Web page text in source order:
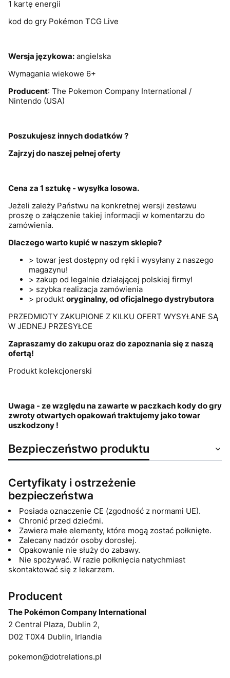
1 kartę energii
kod do gry Pokémon TCG Live
Wersja językowa: angielska
Wymagania wiekowe 6+
Producent: The Pokemon Company International /
Nintendo (USA)
Poszukujesz innych dodatków ?
Zajrzyj do naszej pełnej oferty
Cena za 1 sztukę - wysyłka losowa.
Jeżeli zależy Państwu na konkretnej wersji zestawu
proszę o załączenie takiej informacji w komentarzu do
zamówienia.
Dlaczego warto kupić w naszym sklepie?
> towar jest dostępny od ręki i wysyłany z naszego
magazynu!
> zakup od legalnie działającej polskiej firmy!
> szybka realizacja zamówienia
> produkt oryginalny, od oficjalnego dystrybutora
PRZEDMIOTY ZAKUPIONE Z KILKU OFERT WYSYŁANE SĄ
W JEDNEJ PRZESYŁCE
Zapraszamy do zakupu oraz do zapoznania się z naszą
ofertą!
Produkt kolekcjonerski
Uwaga - ze względu na zawarte w paczkach kody do gry
zwroty otwartych opakowań traktujemy jako towar
uszkodzony !
Bezpieczeństwo produktu
Certyfikaty i ostrzeżenie
bezpieczeństwa
Posiada oznaczenie CE (zgodność z normami UE).
Chronić przed dziećmi.
Zawiera małe elementy, które mogą zostać połknięte.
Zalecany nadzór osoby dorosłej.
Opakowanie nie służy do zabawy.
Nie spożywać. W razie połknięcia natychmiast
skontaktować się z lekarzem.
Producent
The Pokémon Company International
2 Central Plaza, Dublin 2,
D02 T0X4 Dublin, Irlandia
pokemon@dotrelations.pl